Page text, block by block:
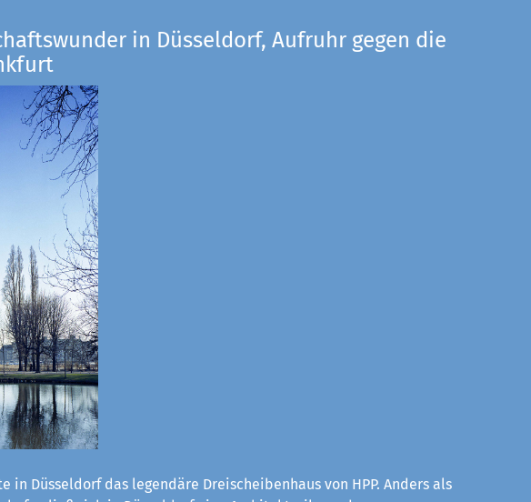
in Düsseldorf, Aufruhr gegen die
in Düsseldorf das legendäre Dreischeibenhaus von HPP. Anders als